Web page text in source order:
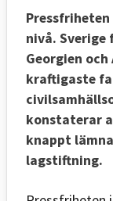
nivå.
Georgien
kraftigaste
konstaterar
knappt
lagstiftning.